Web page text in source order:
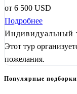
от 6 500 USD
Подробнее
Индивидуальный
Этот тур
пожелания.
Популярные